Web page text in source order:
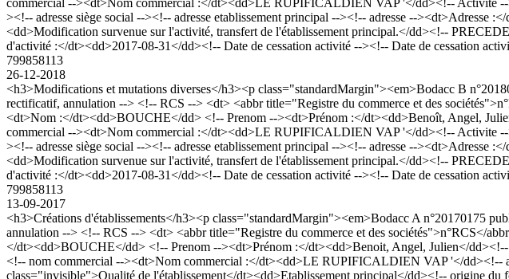
><!-- adresse siège social --><!-- adresse etablissement principal --><!-- adresse --
<dd>Modification survenue sur l'activité, transfert de l'établissement principal.</dd><!--
d'activité :</dt><dd>2017-08-31</dd><!-- Date de cessation activité --><!-- Date de cessation
799858113
26-12-2018
<h3>Modifications et mutations diverses</h3><p class="standardMargin"><em>Bodacc B
rectificatif, annulation --> <!-- RCS --> <dt> <abbr title="Registre du commerce et des
<dt>Nom :</dt><dd>BOUCHE</dd> <!-- Prenom --><dt>Prénom :</dt><dd>Benoît, Angel,
commercial --><dt>Nom commercial :</dt><dd>LE RUPIFICALDIEN VAP '</dd><!-- Activite --
><!-- adresse siège social --><!-- adresse etablissement principal --><!-- adresse --
<dd>Modification survenue sur l'activité, transfert de l'établissement principal.</dd><!--
d'activité :</dt><dd>2017-08-31</dd><!-- Date de cessation activité --><!-- Date de cessation
799858113
13-09-2017
<h3>Créations d'établissements</h3><p class="standardMargin"><em>Bodacc A n°20170175
annulation --> <!-- RCS --> <dt> <abbr title="Registre du commerce et des sociétés">n°RCS</
</dt><dd>BOUCHE</dd> <!-- Prenom --><dt>Prénom :</dt><dd>Benoit, Angel, Julien</
<!-- nom commercial --><dt>Nom commercial :</dt><dd>LE RUPIFICALDIEN VAP '</dd><!--
class="invisible">Qualité de l'établissement</dt><dd>Etablissement principal</dd><!-- origine